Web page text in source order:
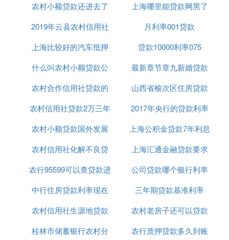
1、贷款原则：按照“自愿申请、严格审批、按期付
息、到期还本”的原则，既要保证符合条件的妇女贷
金的正常周转和农村信用社不受损失。
2、贷款对象：
(1)具有榆次区户口，年龄在18-60周岁，身体健康，
诚实守信，具有一定的劳动和创业技能，有创业愿望
(2)各级妇联组织扶持的妇女种植、养殖、加工或承包
大户；
(4)回乡创业的各类院校的女毕业生、女农民工；
(5)女性创办或以吸纳女性就业为主体的农村合作社、
协会、联合体；
(6)家庭成员在金融机构无不良信用记录；
Ⅲ 妇女创业小额贷款 怎么办理
补交吗
农村小额贷款还进去了
还可以再贷吗
上海哪里能贷款网黑了
已经
2019年云县农村信用社
贷款要求
月利率001贷款
上海比较好的汽车抵押
贷款平台
贷款10000利率075
什么叫农村小额贷款公
司有哪些
最新章节章九新婚贷款
无息贷款
农村合作信用社贷款的
利息率
山西省榆次区住房贷款
利率
农村信用社贷款2万三年
还利率多少
2017年央行的贷款利率
农村小额贷款国外发展
趋势
上海公积金贷款7年利息
多少
农村信用社化解不良贷
款的办法
上海汇通金融贷款要求
条件是什么意思
农行95599可以查贷款进
度吗
公司贷款哪个银行利率
低
中行住房贷款利率现在
多少2020年
三年期贷款基准利率
2018最新
农村信用社生源地贷款
毕业确认
农村老房子还可以贷款
吗
桂林市储蓄银行农村分
农行质押贷款多久到账